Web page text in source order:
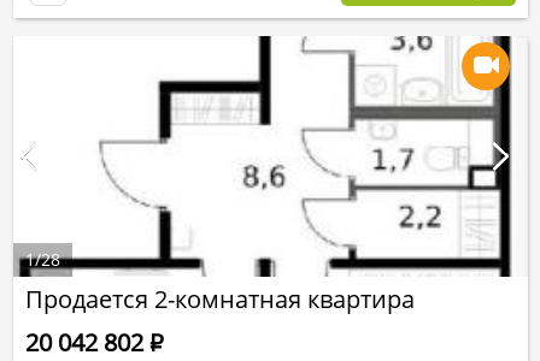
Продается 2-комнатная квартира
20 042 802Р
1/28